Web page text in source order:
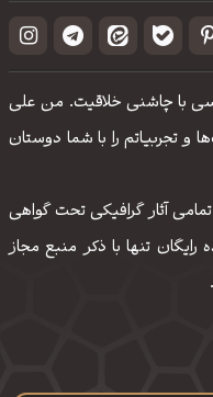
با چاشنی خلاقیت. من علی
و تجربیاتم را با شما دوستان
آثار گرافیکی تحت گواهی
رایگان تنها با ذکر منبع مجاز